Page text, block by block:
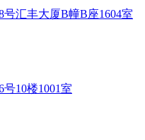
号汇丰大厦B幢B座1604室
10楼1001室